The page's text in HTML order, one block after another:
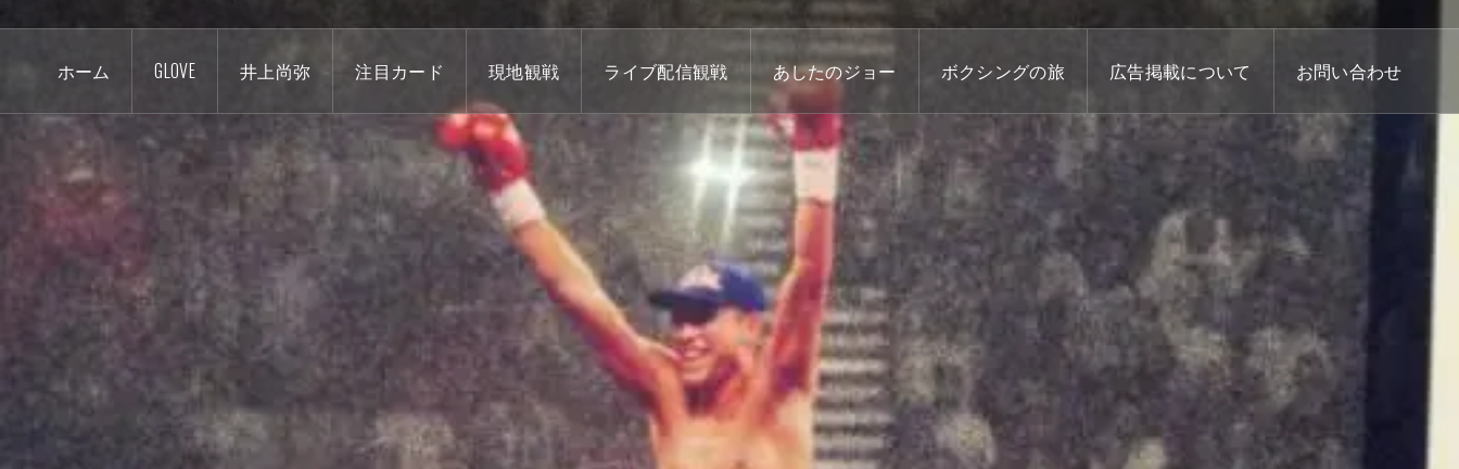
ホーム GLOVE 井上尚弥 注目カード 現地観戦 ライブ配信観戦 あしたのジョー ボクシングの旅 広告掲載について お問い合わせ